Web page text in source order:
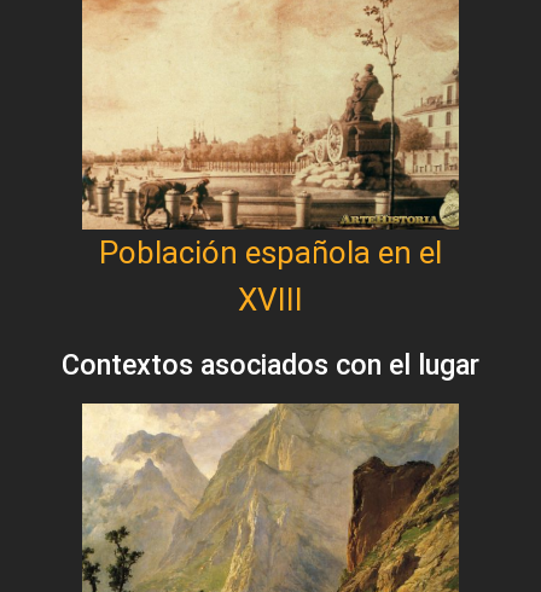
Población española en el
XVIII
Contextos asociados con el lugar